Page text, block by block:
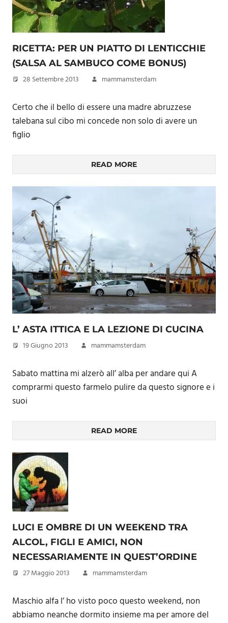
RICETTA: PER UN PIATTO DI LENTICCHIE
(SALSA AL SAMBUCO COME BONUS)
28 Settembre 2013 mammamsterdam
Certo che il bello di essere una madre abruzzese
talebana sul cibo mi concede non solo di avere un
figlio
READ MORE
L’ ASTA ITTICA E LA LEZIONE DI CUCINA
19 Giugno 2013 mammamsterdam
Sabato mattina mi alzerò all’ alba per andare qui A
comprarmi questo farmelo pulire da questo signore e i
suoi
READ MORE
LUCI E OMBRE DI UN WEEKEND TRA
ALCOL, FIGLI E AMICI, NON
NECESSARIAMENTE IN QUEST’ORDINE
27 Maggio 2013 mammamsterdam
Maschio alfa l’ ho visto poco questo weekend, non
abbiamo neanche dormito insieme ma per amore del